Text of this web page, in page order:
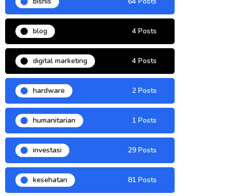
blog 4 Posts
digital marketing 4 Posts
hardware 2 Posts
humanitarian 1 Posts
investasi 29 Posts
kesehatan 81 Posts